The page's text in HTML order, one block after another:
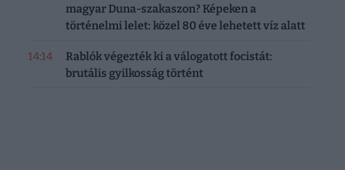
magyar Duna-szakaszon? Képeken a
történelmi lelet: közel 80 éve lehetett víz alatt
14:14
Rablók végezték ki a válogatott focistát:
brutális gyilkosság történt